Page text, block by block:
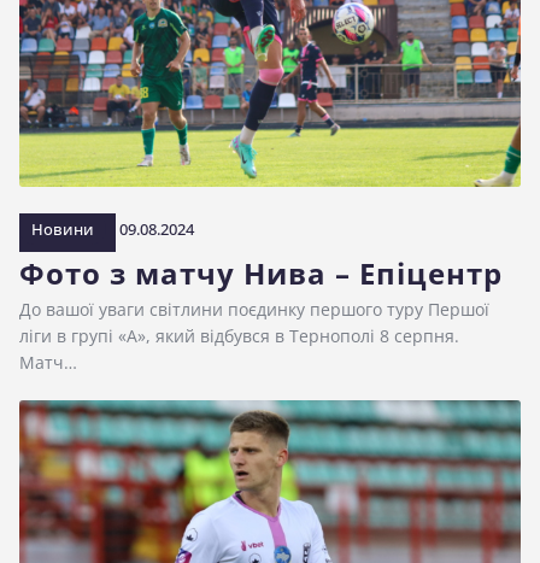
Новини 09.08.2024
Фото з матчу Нива – Епіцентр
До вашої уваги світлини поєдинку першого туру Першої
ліги в групі «А», який відбувся в Тернополі 8 серпня.
Матч…